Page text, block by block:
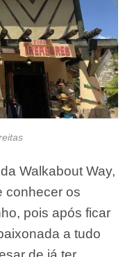
Walkabout Way,
conhecer os
pois após ficar
a tudo